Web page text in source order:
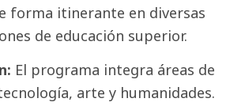
forma itinerante en diversas
de educación superior.
El programa integra áreas de
arte y humanidades.